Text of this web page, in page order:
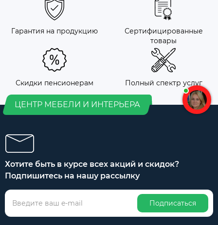
Гарантия на продукцию
Сертифицированные
товары
Скидки пенсионерам Полный спектр услуг
ЦЕНТР МЕБЕЛИ И ИНТЕРЬЕРА
Хотите быть в курсе всех акций и скидок?
Подпишитесь на нашу рассылку
Подписаться